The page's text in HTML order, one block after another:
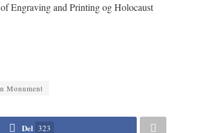
Engraving and Printing og Holocaust
Monument
Del 323